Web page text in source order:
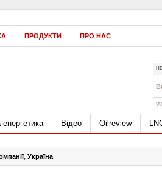
ПРОДУКТИ ПРО НАС
Відео Oilreview
, Україна